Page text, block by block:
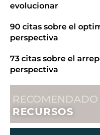
evolucionar
90 citas sobre el
perspectiva
73 citas sobre el
perspectiva
RECOMENDADO
RECURSOS